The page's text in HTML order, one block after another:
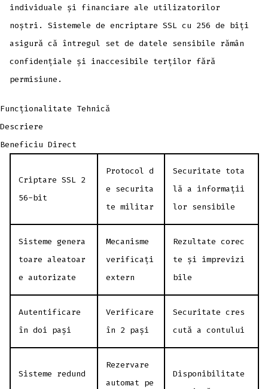
individuale și financiare ale utilizatorilor
noștri. Sistemele de encriptare SSL cu 256 de biți
asigură că întregul set de datele sensibile rămân
confidențiale și inaccesibile terților fără
permisiune.
Funcționalitate Tehnică
Descriere
Beneficiu Direct
Criptare SSL 2
56-bit
Protocol d
e securita
te militar
Securitate tota
lă a informații
lor sensibile
Sisteme genera
toare aleatoar
e autorizate
Mecanisme
verificați
extern
Rezultate corec
te și imprevizi
bile
Autentificare
în doi pași
Verificare
în 2 pași
Securitate cres
cută a contului
Sisteme redund
Rezervare
automat pe
Disponibilitate